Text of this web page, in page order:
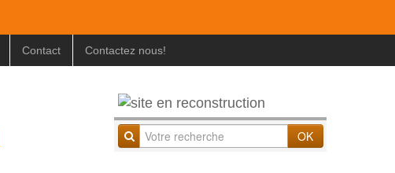
Contact Contactez nous!
OK